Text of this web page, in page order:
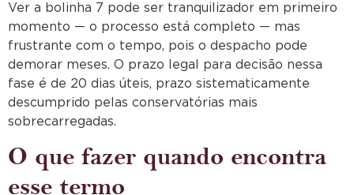
Ver a bolinha 7 pode ser tranquilizador em primeiro
momento — o processo está completo — mas
frustrante com o tempo, pois o despacho pode
demorar meses. O prazo legal para decisão nessa
fase é de 20 dias úteis, prazo sistematicamente
descumprido pelas conservatórias mais
sobrecarregadas.
O que fazer quando encontra
esse termo